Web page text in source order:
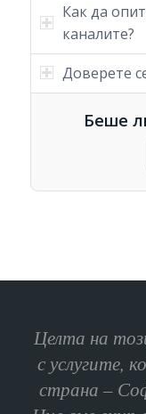
Как да
каналите?
Доверете
Беше
Целта на
с услугите,
страна –